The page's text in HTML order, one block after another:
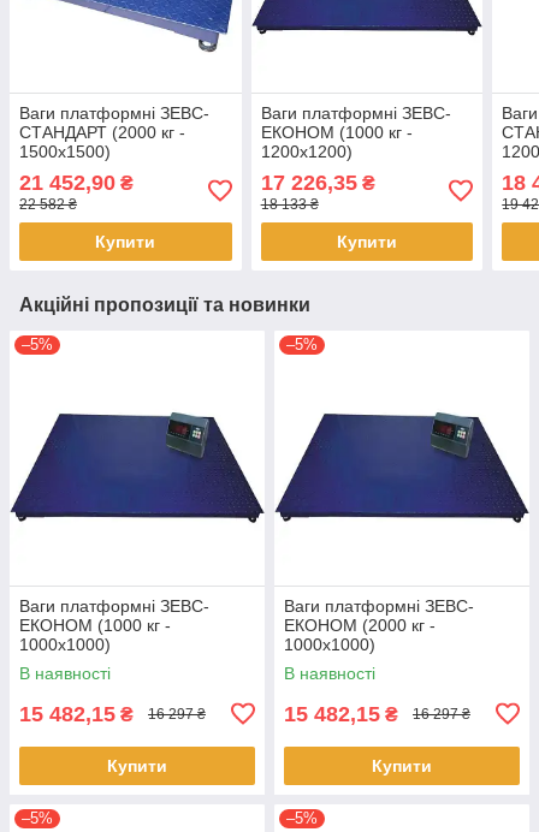
Ваги платформні ЗЕВС-
СТАНДАРТ (2000 кг -
1500х1500)
21 452,90 ₴
22 582 ₴
Купити
Ваги платформні ЗЕВС-
ЕКОНОМ (1000 кг -
1200х1200)
17 226,35₴
18 133 ₴
Купити
18
19
Акційні пропозиції та новинки
–5%
Ваги платформні ЗЕВС-
ЕКОНОМ (1000 кг -
1000х1000)
В наявності
15 482,15 ₴ 16 297 ₴
Купити
–5%
Ваги платформні ЗЕВС-
ЕКОНОМ (2000 кг -
1000х1000)
В наявності
15 482,15 ₴ 16 297 ₴
Купити
–5% –5%